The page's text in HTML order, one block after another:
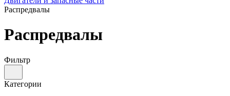
Распредвалы
Распредвалы
Фильтр
Категории